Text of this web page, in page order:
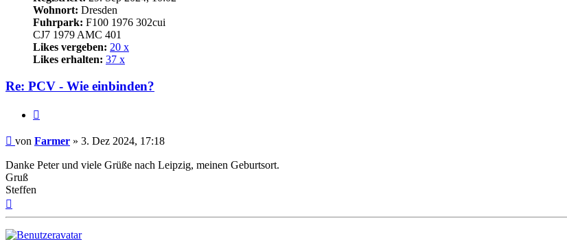
Wohnort: Dresden
Fuhrpark: F100 1976 302cui
CJ7 1979 AMC 401
Likes vergeben: 20 x
Likes erhalten: 37 x
Re: PCV - Wie einbinden?
Beitrag
von Farmer » 3. Dez 2024, 17:18
Danke Peter und viele Grüße nach Leipzig, meinen Geburtsort.
Gruß
Steffen